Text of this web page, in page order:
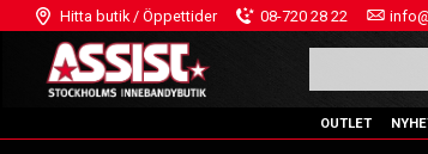
Hitta butik / Öppettider 08-720 28 22
OUTLET